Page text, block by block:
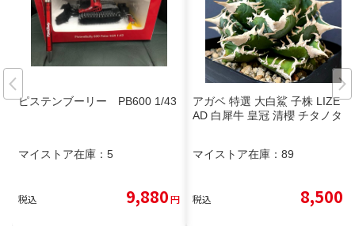
ピステンブーリー PB600 1/43
マイストア在庫： 5
税込 9,880円
アガベ 特選 大白鯊 子株 LIZE S
AD 白犀牛 皇冠 清櫻 チタノタ
マイストア在庫： 89
税込 8,500